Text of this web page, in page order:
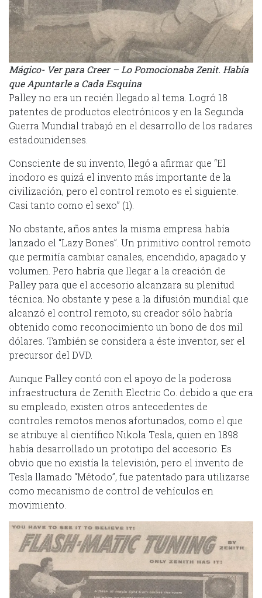
Mágico- Ver para Creer – Lo Pomocionaba Zenit. Había
que Apuntarle a Cada Esquina
Palley no era un recién llegado al tema. Logró 18
patentes de productos electrónicos y en la Segunda
Guerra Mundial trabajó en el desarrollo de los radares
estadounidenses.
Consciente de su invento, llegó a afirmar que “El
inodoro es quizá el invento más importante de la
civilización, pero el control remoto es el siguiente.
Casi tanto como el sexo” (1).
No obstante, años antes la misma empresa había
lanzado el “Lazy Bones”. Un primitivo control remoto
que permitía cambiar canales, encendido, apagado y
volumen. Pero habría que llegar a la creación de
Palley para que el accesorio alcanzara su plenitud
técnica. No obstante y pese a la difusión mundial que
alcanzó el control remoto, su creador sólo habría
obtenido como reconocimiento un bono de dos mil
dólares. También se considera a éste inventor, ser el
precursor del DVD.
Aunque Palley contó con el apoyo de la poderosa
infraestructura de Zenith Electric Co. debido a que era
su empleado, existen otros antecedentes de
controles remotos menos afortunados, como el que
se atribuye al científico Nikola Tesla, quien en 1898
había desarrollado un prototipo del accesorio. Es
obvio que no existía la televisión, pero el invento de
Tesla llamado “Método”, fue patentado para utilizarse
como mecanismo de control de vehículos en
movimiento.